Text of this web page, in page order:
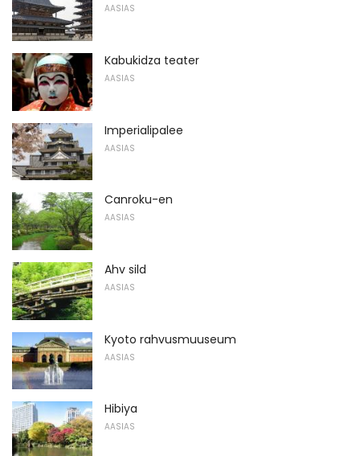
AASIAS
Kabukidza teater
AASIAS
Imperialipalee
AASIAS
Canroku-en
AASIAS
Ahv sild
AASIAS
Kyoto rahvusmuuseum
AASIAS
Hibiya
AASIAS